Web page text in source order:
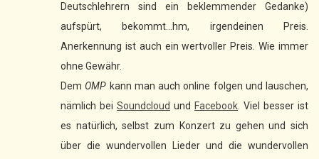
Deutschlehrern sind ein beklemmender Gedanke)
aufspürt, bekommt...hm, irgendeinen Preis.
Anerkennung ist auch ein wertvoller Preis. Wie immer
ohne Gewähr.
Dem OMP kann man auch online folgen und lauschen,
nämlich bei Soundcloud und Facebook . Viel besser ist
es natürlich, selbst zum Konzert zu gehen und sich
über die wundervollen Lieder und die wundervollen